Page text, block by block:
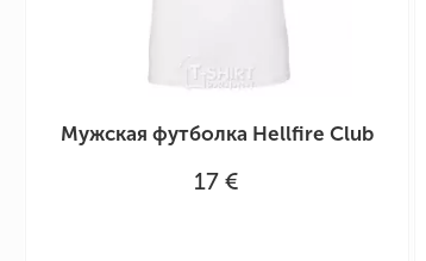
Мужская футболка Hellfire Club
17 €